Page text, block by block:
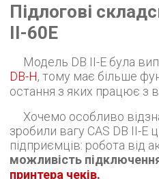
Підлогові
II-60E
Модель DB II-E була
DB-H, тому має більше
остання з яких працює з
Хочемо особливо відзначити 2 функції, які
зробили вагу CAS DB II-E
підприємців: робота від
можливість
принтера чеків.